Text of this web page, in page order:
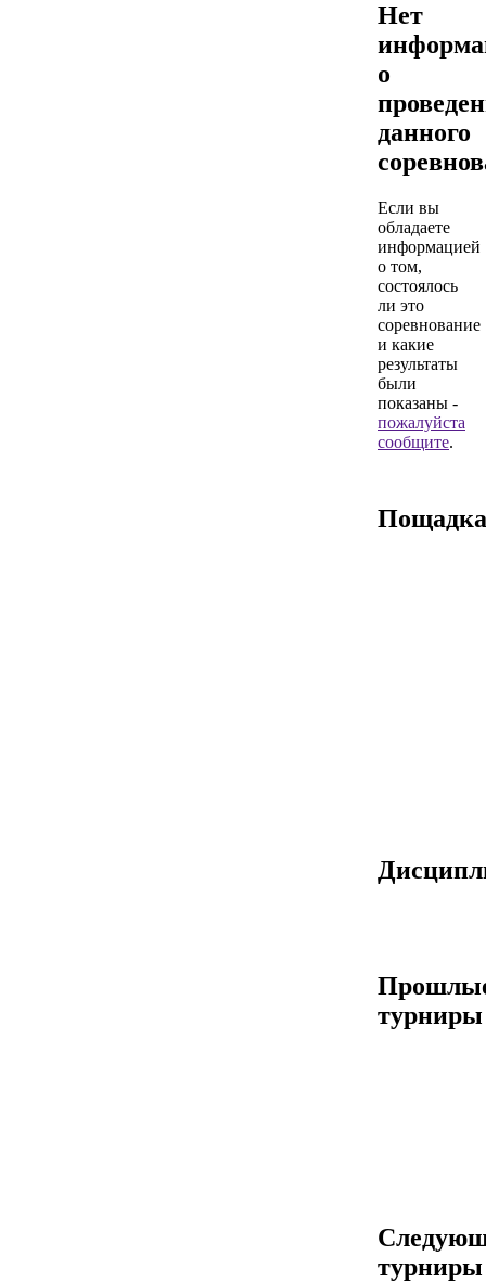
Нет
о
данного
Если вы
обладаете
информацией
о том,
состоялось
ли это
соревнование
и какие
результаты
были
показаны -
пожалуйста
сообщите.
Пощадка
турниры
турниры